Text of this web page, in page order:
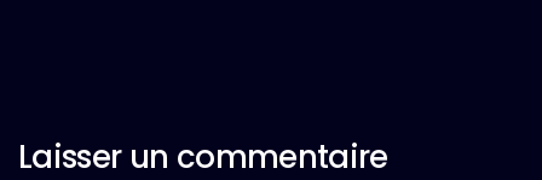
Laisser un commentaire